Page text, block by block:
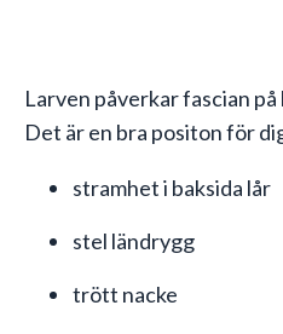
Larven påverkar fascian
Det är en bra positon för
stramhet i baksida lår
stel ländrygg
trött nacke